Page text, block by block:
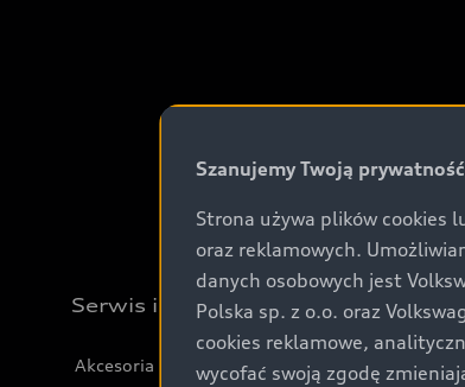
Serwis i akcesoria
Akcesoria
Szanujemy Twoją prywatność
Strona używa plików cookies
oraz reklamowych.
danych osobowych jest
Polska sp. z o.o. oraz
cookies reklamowe,
wycofać swoją zgodę